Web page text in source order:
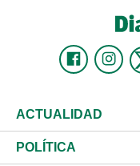
ACTUALIDAD
Nacional
POLÍTICA